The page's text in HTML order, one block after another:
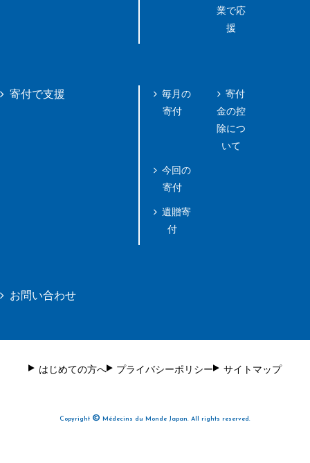
業で応
援
寄付で支援
毎月の
寄付
今回の
寄付
遺贈寄
付
寄付
金の控
除につ
いて
お問い合わせ
はじめての方へ プライバシーポリシー サイトマップ
Copyright © Médecins du Monde Japan. All rights reserved.